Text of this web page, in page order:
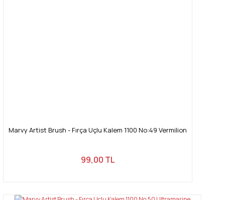
Marvy Artist Brush - Fırça Uçlu Kalem 1100 No:49 Vermilion
99,00 TL